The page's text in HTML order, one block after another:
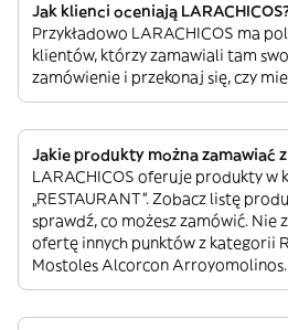
Jak klienci oceniają
Przykładowo LARACHICOS ma
klientów, którzy zamawiali tam
zamówienie i przekonaj się, czy
Jakie produkty można zamawiać z
LARACHICOS oferuje produkty w
„RESTAURANT”. Zobacz listę
sprawdź, co możesz zamówić. Nie
ofertę innych punktów z kategorii
Mostoles Alcorcon Arroyomolinos.